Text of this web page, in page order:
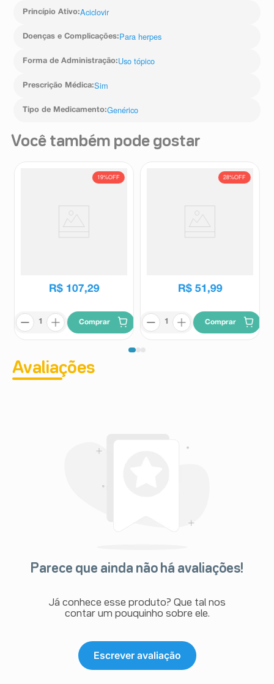
Princípio Ativo:Aciclovir
Doenças e Complicações:Para herpes
Forma de Administração:Uso tópico
Prescrição Médica:Sim
Tipo de Medicamento:Genérico
Você também pode gostar
19%OFF
R$ 107,29
Comprar
28%OFF
R$ 51 ,99
Comprar
Avaliações
Parece que ainda não há avaliações!
Já conhece esse produto? Que tal nos
contar um pouquinho sobre ele.
Escrever avaliação